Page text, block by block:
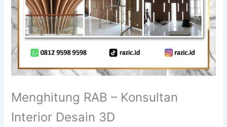
Menghitung RAB – Konsultan
Interior Desain 3D